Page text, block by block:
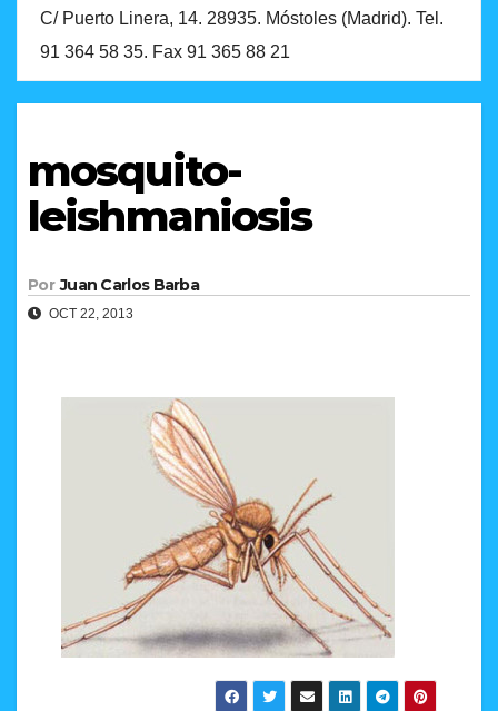
C/ Puerto Linera, 14. 28935. Móstoles (Madrid). Tel.
91 364 58 35. Fax 91 365 88 21
mosquito-
leishmaniosis
Por Juan Carlos Barba
OCT 22, 2013